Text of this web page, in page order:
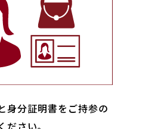
身分証明書をご持参の
ださい｡